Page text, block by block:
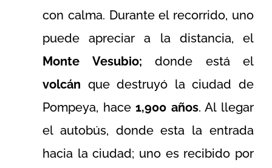
con calma. Durante el recorrido, uno
puede apreciar a la distancia, el
Monte Vesubio; donde está el
volcán que destruyó la ciudad de
Pompeya, hace1,900 años. Al llegar
el autobús, donde esta la entrada
hacia la ciudad; uno es recibido por